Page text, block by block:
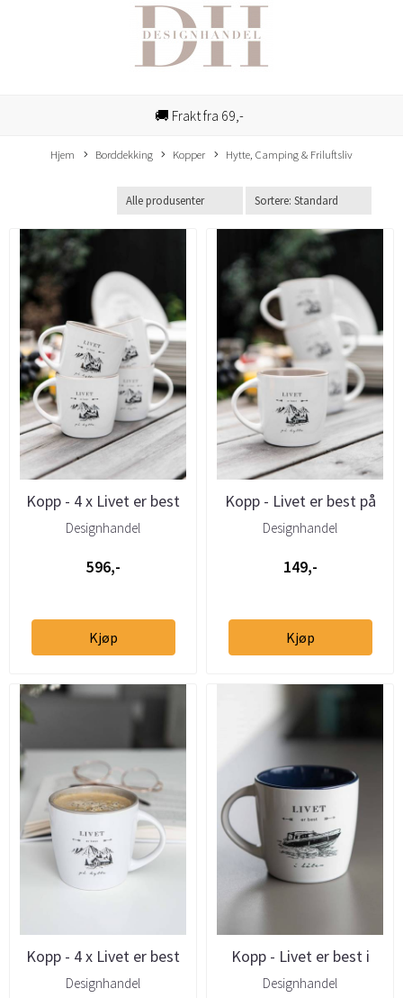
🚚 Frakt fra 69,-
Hjem Borddekking Kopper Hytte, Camping & Friluftsliv
Kopp - 4 x Livet er best
på hytta 25cl
Designhandel
596,-
Kjøp
Kopp - Livet er best på
hytta 25cl
Designhandel
149,-
Kjøp
Kopp - 4 x Livet er best
på hytta 25cl
Designhandel
Kopp - Livet er best i
båten (motorbåt) 25cl
Designhandel